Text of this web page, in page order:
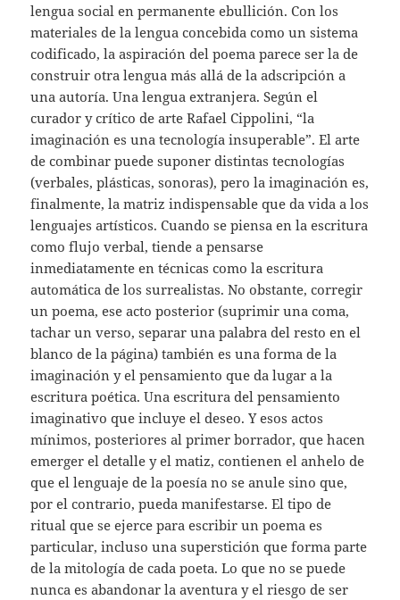
lengua social en permanente ebullición. Con los
materiales de la lengua concebida como un sistema
codificado, la aspiración del poema parece ser la de
construir otra lengua más allá de la adscripción a
una autoría. Una lengua extranjera. Según el
curador y crítico de arte Rafael Cippolini, “la
imaginación es una tecnología insuperable”. El arte
de combinar puede suponer distintas tecnologías
(verbales, plásticas, sonoras), pero la imaginación es,
finalmente, la matriz indispensable que da vida a los
lenguajes artísticos. Cuando se piensa en la escritura
como flujo verbal, tiende a pensarse
inmediatamente en técnicas como la escritura
automática de los surrealistas. No obstante, corregir
un poema, ese acto posterior (suprimir una coma,
tachar un verso, separar una palabra del resto en el
blanco de la página) también es una forma de la
imaginación y el pensamiento que da lugar a la
escritura poética. Una escritura del pensamiento
imaginativo que incluye el deseo. Y esos actos
mínimos, posteriores al primer borrador, que hacen
emerger el detalle y el matiz, contienen el anhelo de
que el lenguaje de la poesía no se anule sino que,
por el contrario, pueda manifestarse. El tipo de
ritual que se ejerce para escribir un poema es
particular, incluso una superstición que forma parte
de la mitología de cada poeta. Lo que no se puede
nunca es abandonar la aventura y el riesgo de ser